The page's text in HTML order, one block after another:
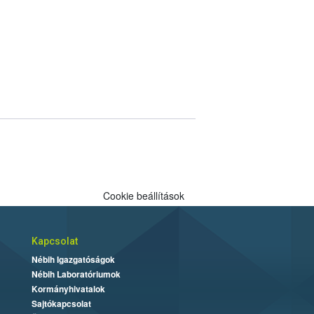
Cookie beállítások
Kapcsolat
Nébih Igazgatóságok
Nébih Laboratóriumok
Kormányhivatalok
Sajtókapcsolat